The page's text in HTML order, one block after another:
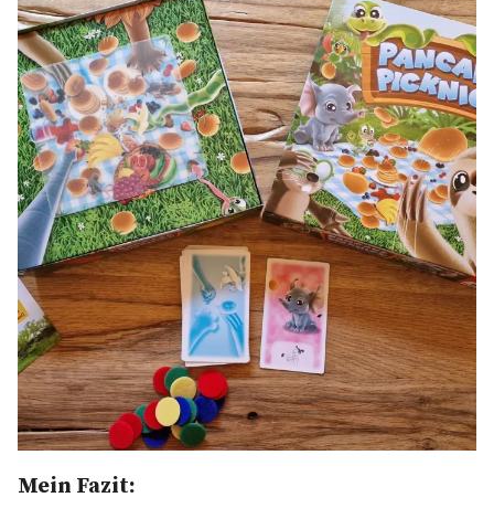
Mein Fazit: